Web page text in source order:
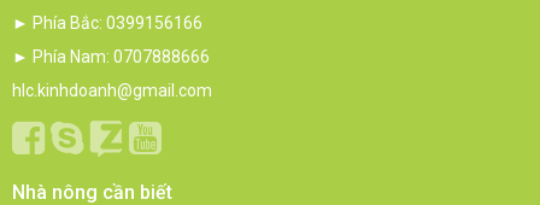
► Phía Bắc: 0399156166
► Phía Nam: 0707888666
hlc.kinhdoanh@gmail.com
Nhà nông cần biết